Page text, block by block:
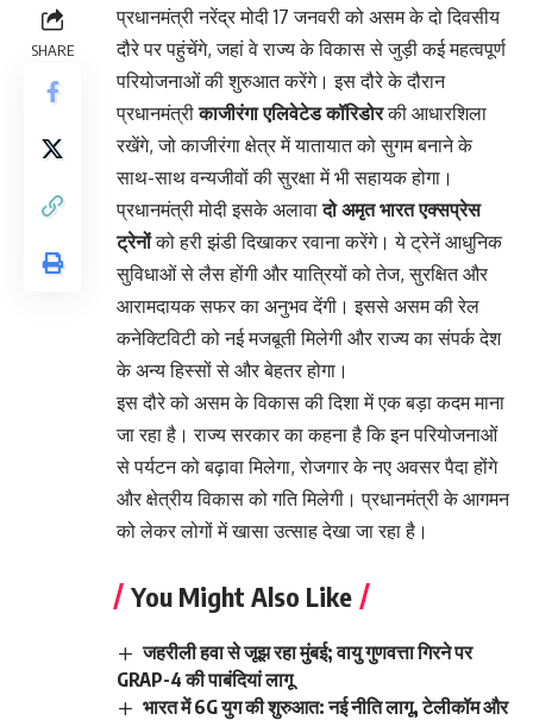
SHARE
प्रधानमंत्री नरेंद्र मोदी 17 जनवरी को असम के दो दिवसीय
दौरे पर पहुंचेंगे, जहां वे राज्य के विकास से जुड़ी कई महत्वपूर्ण
परियोजनाओं की शुरुआत करेंगे। इस दौरे के दौरान
प्रधानमंत्रीकाजीरंगा एलिवेटेड कॉरिडोरकी आधारशिला
रखेंगे, जो काजीरंगा क्षेत्र में यातायात को सुगम बनाने के
साथ-साथ वन्यजीवों की सुरक्षा में भी सहायक होगा।
प्रधानमंत्री मोदी इसके अलावादो अमृत भारत एक्सप्रेस
ट्रेनोंको हरी झंडी दिखाकर रवाना करेंगे। ये ट्रेनें आधुनिक
सुविधाओं से लैस होंगी और यात्रियों को तेज, सुरक्षित और
आरामदायक सफर का अनुभव देंगी। इससे असम की रेल
कनेक्टिविटी को नई मजबूती मिलेगी और राज्य का संपर्क देश
के अन्य हिस्सों से और बेहतर होगा।
इस दौरे को असम के विकास की दिशा में एक बड़ा कदम माना
जा रहा है। राज्य सरकार का कहना है कि इन परियोजनाओं
से पर्यटन को बढ़ावा मिलेगा, रोजगार के नए अवसर पैदा होंगे
और क्षेत्रीय विकास को गति मिलेगी। प्रधानमंत्री के आगमन
को लेकर लोगों में खासा उत्साह देखा जा रहा है।
You Might Also Like
जहरीली हवा से जूझ रहा मुंबई; वायु गुणवत्ता गिरने पर
GRAP-4 की पाबंदियां लागू
भारत में 6G युग की शुरुआत: नई नीति लागू, टेलीकॉम और